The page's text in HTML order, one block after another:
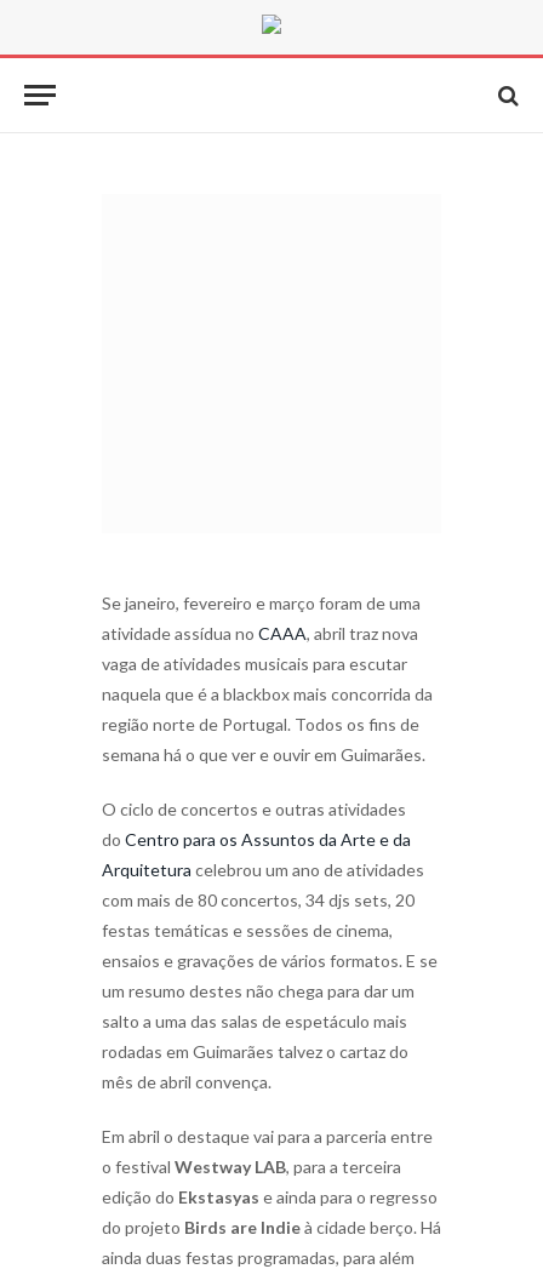
Se janeiro, fevereiro e março foram de uma
atividade assídua no CAAA, abril traz nova
vaga de atividades musicais para escutar
naquela que é a blackbox mais concorrida da
região norte de Portugal. Todos os fins de
semana há o que ver e ouvir em Guimarães.
O ciclo de concertos e outras atividades
do Centro para os Assuntos da Arte e da
Arquitetura celebrou um ano de atividades
com mais de 80 concertos, 34 djs sets, 20
festas temáticas e sessões de cinema,
ensaios e gravações de vários formatos. E se
um resumo destes não chega para dar um
salto a uma das salas de espetáculo mais
rodadas em Guimarães talvez o cartaz do
mês de abril convença.
Em abril o destaque vai para a parceria entre
o festival Westway LAB, para a terceira
edição do Ekstasyas e ainda para o regresso
do projeto Birds are Indieà cidade berço. Há
ainda duas festas programadas, para além